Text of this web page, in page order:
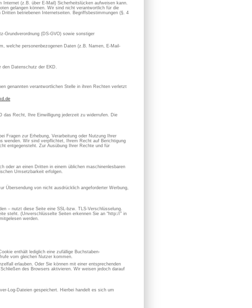
(z.B. über E-Mail) Sicherheitslücken aufweisen kann.
gelangen können. Wir sind nicht verantwortlich für die
betriebenen Internetseiten. Begriffsbestimmungen (§. 4
Grundverordnung (DS-GVO) sowie sonstiger
welche personenbezogenen Daten (z.B. Namen, E-Mail-
den Datenschutz der EKD.
genannten verantwortlichen Stelle in ihren Rechten verletzt
das Recht, Ihre Einwilligung jederzeit zu widerrufen. Die
Fragen zur Erhebung, Verarbeitung oder Nutzung Ihrer
wenden. Wir sind verpflichtet, Ihrem Recht auf Berichtigung
entgegensteht. Zur Ausübung Ihrer Rechte und für
oder an einen Dritten in einem üblichen maschinenlesbaren
Umsetzbarkeit erfolgen.
Übersendung von nicht ausdrücklich angeforderter Werbung,
– nutzt diese Seite eine SSL-bzw. TLS-Verschlüsselung.
steht. (Unverschlüsselte Seiten erkennen Sie an “http://” in
werden.
enthält lediglich eine zufällige Buchstaben-
vom gleichen Nutzer kommen.
erlauben. Oder Sie können mit einer entsprechenden
des Browsers aktivieren. Wir weisen jedoch darauf
Log-Dateien gespeichert. Hierbei handelt es sich um